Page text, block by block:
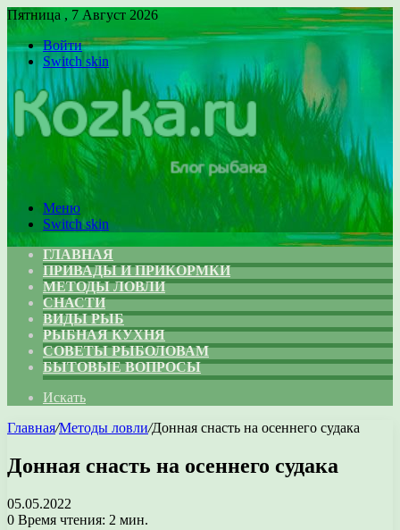
Пятница , 7 Август 2026
Войти
Switch skin
Меню
Switch skin
ГЛАВНАЯ
ПРИВАДЫ И ПРИКОРМКИ
МЕТОДЫ ЛОВЛИ
СНАСТИ
ВИДЫ РЫБ
РЫБНАЯ КУХНЯ
СОВЕТЫ РЫБОЛОВАМ
БЫТОВЫЕ ВОПРОСЫ
Искать
Главная/Методы ловли/Донная снасть на осеннего судака
Донная снасть на осеннего судака
05.05.2022
0 Время чтения: 2 мин.